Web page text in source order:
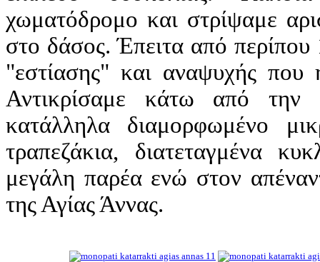
χωματόδρομο και στρίψαμε
στο δάσος. Έπειτα από
"εστίασης" και αναψυχής που
Αντικρίσαμε κάτω από την
κατάλληλα διαμορφωμένο
τραπεζάκια, διατεταγμένα
μεγάλη παρέα ενώ στον
της Αγίας Άννας.